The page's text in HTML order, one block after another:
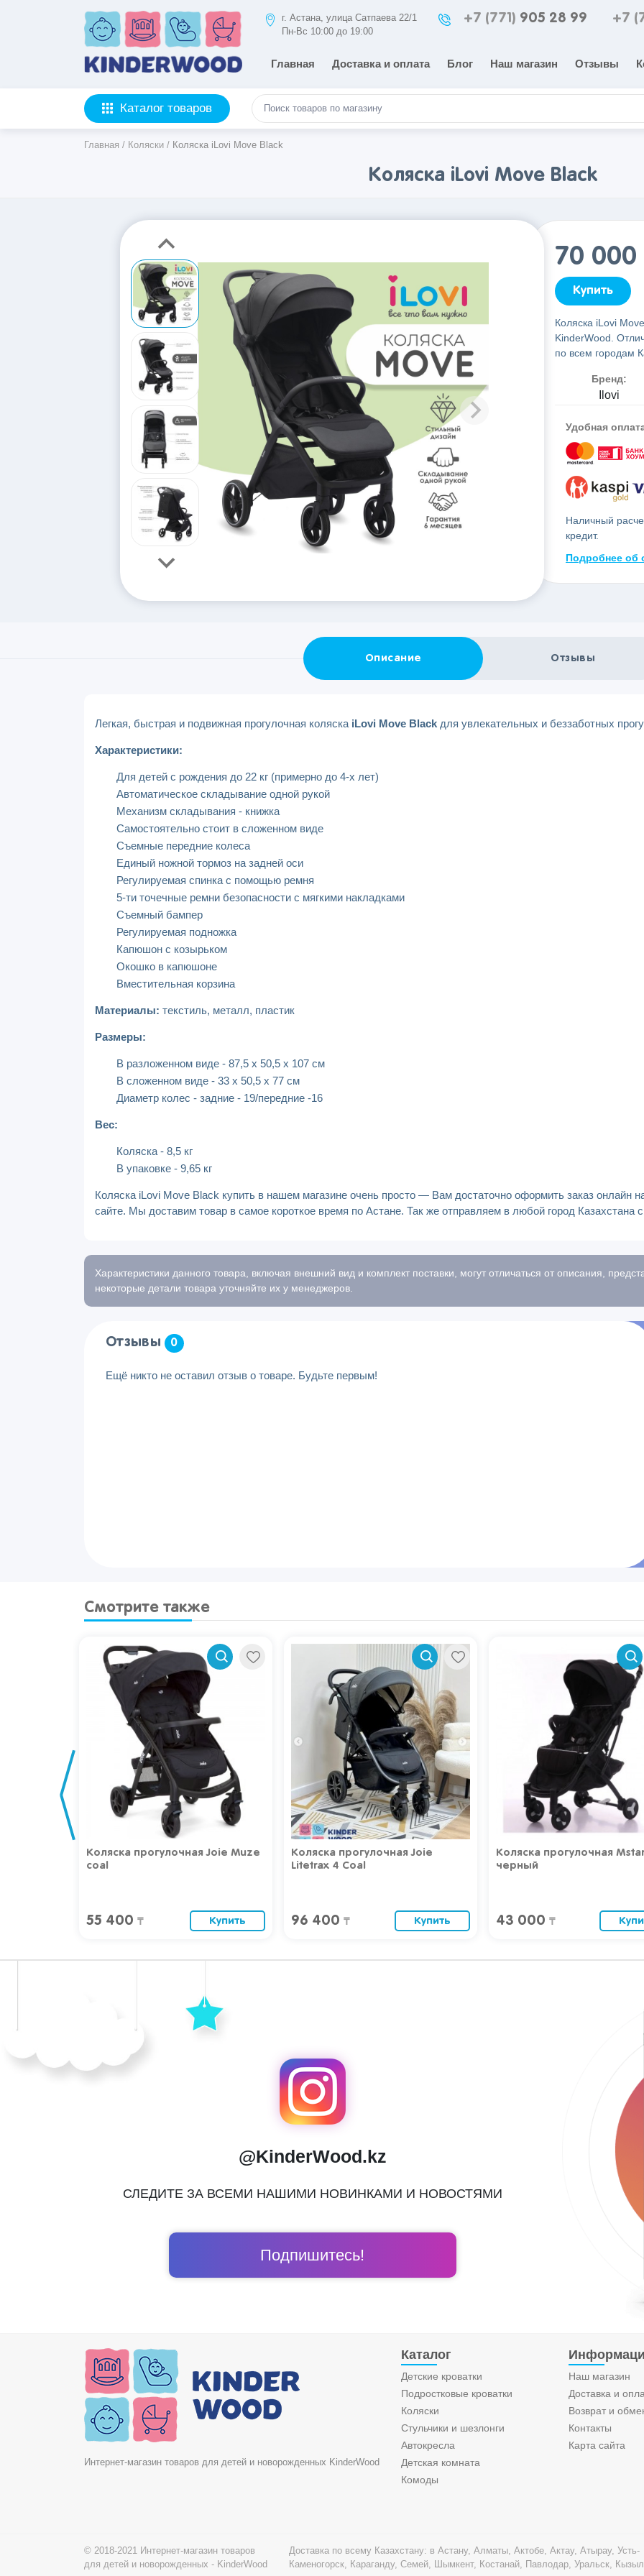
г. Астана, улица Сатпаева 22/1
Пн-Вс 10:00 до 19:00
+7 (771) 905 28 99 +7
Главная Доставка и оплата Блог Наш магазин Отзывы
Каталог товаров
Главная / Коляски / Коляска iLovi Move Black
Коляска iLovi Move Black
70 000
Купить
Коляска iLovi
KinderWood.
по всем городам
Бренд:
Ilovi
Удобная
Наличный
кредит.
Подробнее об
Описание Отзывы
Легкая, быстрая и подвижная прогулочная коляска iLovi Move Black для увлекательных и беззаботных
Характеристики:
Для детей с рождения до 22 кг (примерно до 4-х лет)
Автоматическое складывание одной рукой
Механизм складывания - книжка
Самостоятельно стоит в сложенном виде
Съемные передние колеса
Единый ножной тормоз на задней оси
Регулируемая спинка с помощью ремня
5-ти точечные ремни безопасности с мягкими накладками
Съемный бампер
Регулируемая подножка
Капюшон с козырьком
Окошко в капюшоне
Вместительная корзина
Материалы: текстиль, металл, пластик
Размеры:
В разложенном виде - 87,5 х 50,5 х 107 см
В сложенном виде - 33 х 50,5 х 77 см
Диаметр колес - задние - 19/передние -16
Вес:
Коляска - 8,5 кг
В упаковке - 9,65 кг
Коляска iLovi Move Black купить в нашем магазине очень просто — Вам достаточно оформить заказ онлайн
сайте. Мы доставим товар в самое короткое время по Астане. Так же отправляем в любой город Казахстана
Характеристики данного товара, включая внешний вид и комплект поставки, могут отличаться от описания,
некоторые детали товара уточняйте их у менеджеров.
Отзывы 0
Ещё никто не оставил отзыв о товаре. Будьте первым!
Смотрите также
Коляска прогулочная Joie Muze
coal
55 400 ₸ Купить
Коляска прогулочная Joie
Litetrax 4 Coal
96 400 ₸ Купить
Коляска прогулочная Mstar
черный
43 000 ₸
@KinderWood.kz
СЛЕДИТЕ ЗА ВСЕМИ НАШИМИ НОВИНКАМИ И НОВОСТЯМИ
Подпишитесь!
Интернет-магазин товаров для детей и новорожденных KinderWood
Каталог
Детские кроватки
Подростковые кроватки
Коляски
Стульчики и шезлонги
Автокресла
Детская комната
Комоды
Наш магазин
Доставка и
Возврат и
Контакты
Карта сайта
© 2018-2021 Интернет-магазин товаров
для детей и новорожденных - KinderWood
Доставка по всему Казахстану: в Астану, Алматы, Актобе, Актау, Атырау, Усть-
Каменогорск, Караганду, Семей, Шымкент, Костанай, Павлодар, Уральск,